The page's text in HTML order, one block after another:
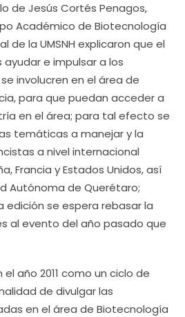
de Jesús Cortés Penagos,
Académico de Biotecnología
de la UMSNH explicaron que el
e impulsar a los
involucren en el área de
para que puedan acceder a
en el área; para tal efecto se
temáticas a manejar y la
a nivel internacional
Francia y Estados Unidos, así
Autónoma de Querétaro;
edición se espera rebasar la
al evento del año pasado que
año 2011 como un ciclo de
de divulgar las
en el área de Biotecnología